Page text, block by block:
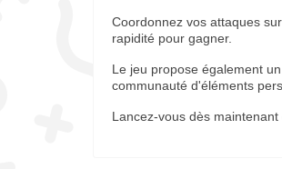
Coordonnez vos attaques
rapidité pour gagner.
Le jeu propose également
communauté d'éléments
Lancez-vous dès